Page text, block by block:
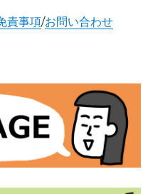
責事項/お問い合わせ